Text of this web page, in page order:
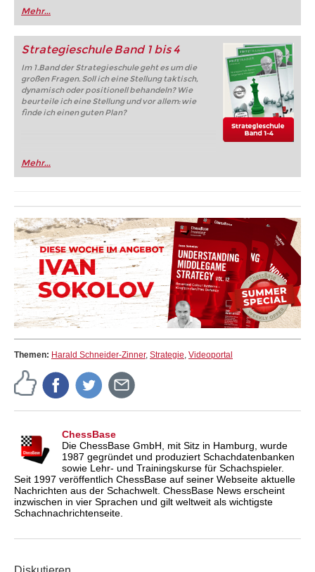
Mehr...
Strategieschule Band 1 bis 4
Im 1.Band der Strategieschule geht es um die
großen Fragen. Soll ich eine Stellung taktisch,
dynamisch oder positionell behandeln? Wie
beurteile ich eine Stellung und vor allem: wie
finde ich einen guten Plan?
Mehr...
Themen: Harald Schneider-Zinner, Strategie, Videoportal
ChessBase
Die ChessBase GmbH, mit Sitz in Hamburg, wurde
1987 gegründet und produziert Schachdatenbanken
sowie Lehr- und Trainingskurse für Schachspieler.
Seit 1997 veröffentlich ChessBase auf seiner Webseite aktuelle
Nachrichten aus der Schachwelt. ChessBase News erscheint
inzwischen in vier Sprachen und gilt weltweit als wichtigste
Schachnachrichtenseite.